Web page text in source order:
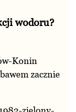
wodoru?
Konin
zacznie